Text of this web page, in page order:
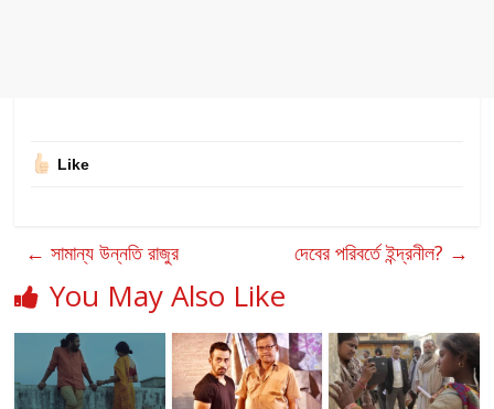
Like
← সামান্য উন্নতি রাজুর দেবের পরিবর্তে ইন্দ্রনীল? →
You May Also Like